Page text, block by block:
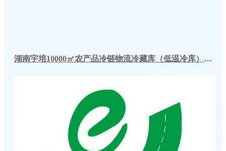
湖南宇培10000㎡农产品冷链物流冷藏库（低温冷库）工程案例